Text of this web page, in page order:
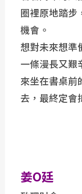
圈裡原地踏步
機會。
想對未來想準
一條漫長又艱
來坐在書桌前
去，最終定會
姜O廷